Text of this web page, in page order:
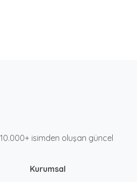
10.000+ isimden oluşan güncel
Kurumsal